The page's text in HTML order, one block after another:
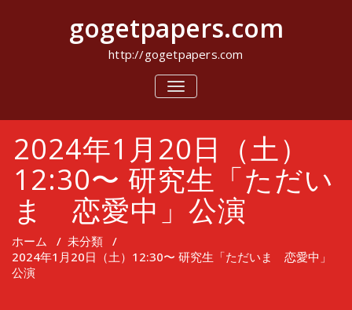
キ
gogetpapers.com
http://gogetpapers.com
ナ
ビ
シ
ョ
を
切
2024年1月20日（土）
12:30〜 研究生「ただい
ま 恋愛中」公演
ホーム / 未分類 /
2024年1月20日（土）12:30〜 研究生「ただいま 恋愛中」
公演